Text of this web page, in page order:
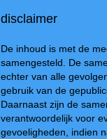
disclaimer
De inhoud is met de
samengesteld. De
echter van alle
gebruik van de
Daarnaast zijn de
verantwoordelijk voor
gevoeligheden, indien